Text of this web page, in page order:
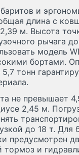
и
длина с
м. Высота
рычага
модель
бортами.
тонн
не превышает
2,45 м.
до 18 т. Для
предусмотрен
тормоз и